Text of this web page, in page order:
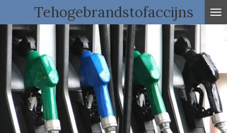
direct
naar
de
hoofdinhoud
Tehogebrandstofaccijns